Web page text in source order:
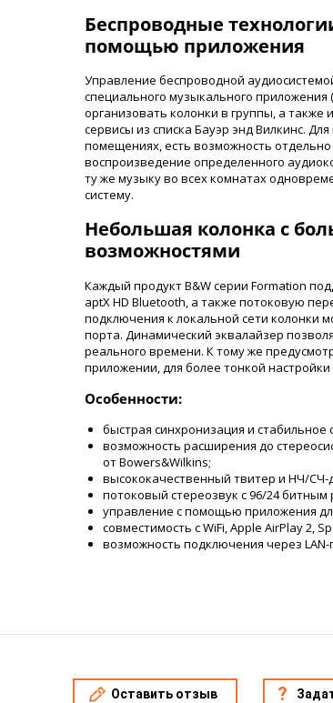
Беспроводные
помощью приложения
Управление беспроводной
специального музыкального приложения
организовать колонки в группы, а
сервисы из списка Бауэр энд Вилкинс.
помещениях, есть возможность
воспроизведение определенного
ту же музыку во всех комнатах
систему.
Небольшая колонка с
возможностями
Каждый продукт B&W серии Formation
aptX HD Bluetooth, а также потоковую
подключения к локальной сети колонки
порта. Динамический эквалайзер
реального времени. К тому же
приложении, для более тонкой настройки
Особенности:
быстрая синхронизация и
возможность расширения до
от Bowers&Wilkins;
высококачественный твитер и НЧ/СЧ-
потоковый стереозвук с 96/24
управление с помощью приложения
совместимость с WiFi, Apple AirPlay 2,
возможность подключения через LAN-
Оставить отзыв